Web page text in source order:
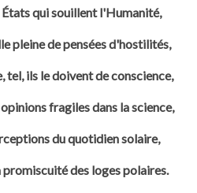
États qui souillent l'Humanité,
pleine de pensées d'hostilités,
tel, ils le doivent de conscience,
fragiles dans la science,
du quotidien solaire,
des loges polaires.